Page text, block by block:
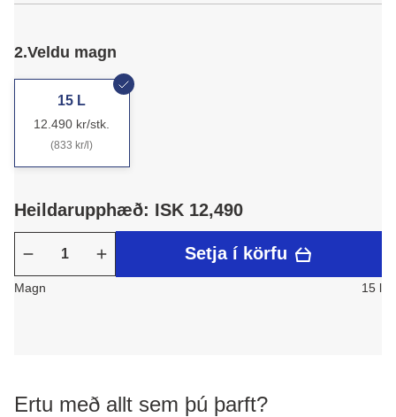
2.Veldu magn
15 L
12.490 kr/stk.
(833 kr/l)
Heildarupphæð: ISK 12,490
Setja í körfu
Magn 15 l
Ertu með allt sem þú þarft?